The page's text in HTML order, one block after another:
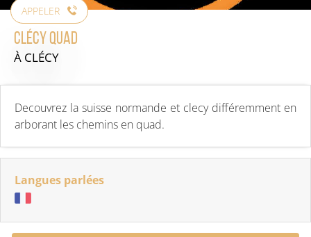
APPELER
Clécy Quad
À CLÉCY
Decouvrez la suisse normande et clecy différemment en
arborant les chemins en quad.
Langues parlées